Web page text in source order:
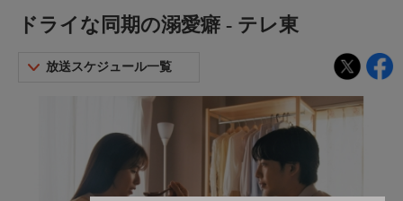
ドライな同期の溺愛癖 - テレ東
放送スケジュール一覧